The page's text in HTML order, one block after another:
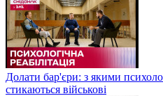
Долати бар'єри: з якими
стикаються військові